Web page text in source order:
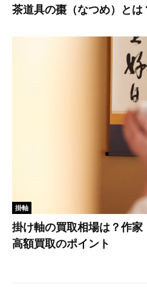
茶道具の棗（なつめ）とは
掛軸
掛け軸の買取相場は？作家
高額買取のポイント